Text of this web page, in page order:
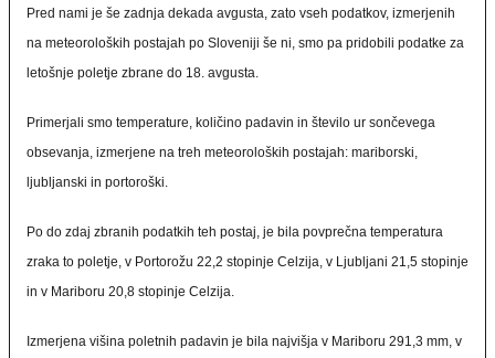
Pred nami je še zadnja dekada avgusta, zato vseh podatkov, izmerjenih
na meteoroloških postajah po Sloveniji še ni, smo pa pridobili podatke za
letošnje poletje zbrane do 18. avgusta.
Primerjali smo temperature, količino padavin in število ur sončevega
obsevanja, izmerjene na treh meteoroloških postajah: mariborski,
ljubljanski in portoroški.
Po do zdaj zbranih podatkih teh postaj, je bila povprečna temperatura
zraka to poletje, v Portorožu 22,2 stopinje Celzija, v Ljubljani 21,5 stopinje
in v Mariboru 20,8 stopinje Celzija.
Izmerjena višina poletnih padavin je bila najvišja v Mariboru 291,3 mm, v